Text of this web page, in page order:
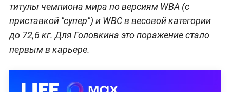
титулы чемпиона мира по версиям WBA (с
приставкой "супер") и WBC в весовой категории
до 72,6 кг. Для Головкина это поражение стало
первым в карьере.